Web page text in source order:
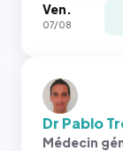
Ven.
07/08
Dr Pablo
Médecin